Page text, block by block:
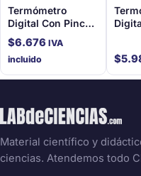
Termómetro
Digital Con Pincho
-50 A 300 °C
$6.676 IVA
incluido
$
Material científico y
ciencias. Atendemos todo